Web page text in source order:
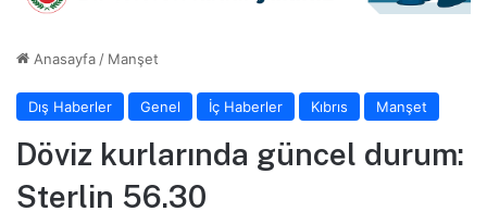
Anasayfa / Manşet
Dış Haberler Genel İç Haberler Kıbrıs Manşet
Döviz kurlarında güncel durum:
Sterlin 56.30